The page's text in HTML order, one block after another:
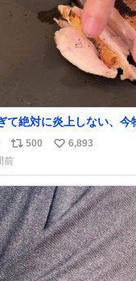
て絶対に炎上しない、今
薬味と一緒にいただきます 夏に
この調理法、絶対覚えた方が
す youtu.be/
リ
ポ
ス
ト
数
500
い
ね
数
6,893
前